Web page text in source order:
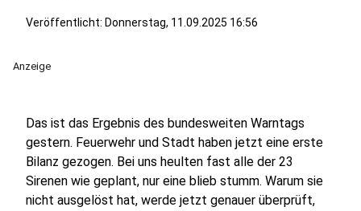
Veröffentlicht: Donnerstag, 11.09.2025 16:56
Anzeige
Das ist das Ergebnis des bundesweiten Warntags
gestern. Feuerwehr und Stadt haben jetzt eine erste
Bilanz gezogen. Bei uns heulten fast alle der 23
Sirenen wie geplant, nur eine blieb stumm. Warum sie
nicht ausgelöst hat, werde jetzt genauer überprüft,